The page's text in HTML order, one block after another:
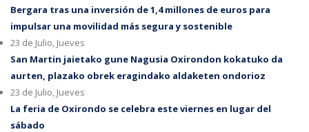
Bergara tras una inversión de 1,4 millones de euros para
impulsar una movilidad más segura y sostenible
23 de Julio, Jueves
San Martin jaietako gune Nagusia Oxirondon kokatuko da
aurten, plazako obrek eragindako aldaketen ondorioz
23 de Julio, Jueves
La feria de Oxirondo se celebra este viernes en lugar del
sábado